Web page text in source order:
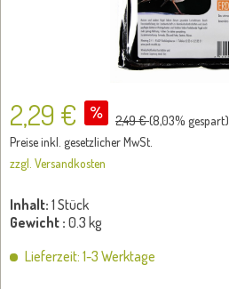
2,29 € 2,49 €(8,03% gespart)
Preise inkl. gesetzlicher MwSt.
zzgl. Versandkosten
Inhalt: 1 Stück
Gewicht : 0.3 kg
Lieferzeit: 1-3 Werktage